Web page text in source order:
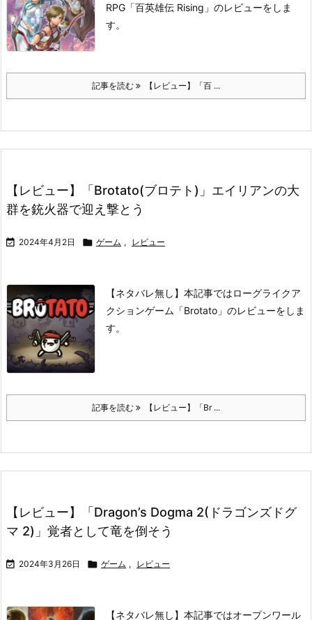
RPG「百英雄伝 Rising」のレビューをしま
す。
記事を読む 【レビュー】「百 ...
【レビュー】「Brotato(ブロテト)」エイリアンの大
群を銃火器で迎え撃とう
 2024年4月2日  ゲーム , レビュー
【ネタバレ無し】本記事ではローグライクア
クションゲーム「Brotato」のレビューをしま
す。
記事を読む 【レビュー】「Br ...
【レビュー】「Dragon’s Dogma 2(ドラゴンズドグ
マ 2)」覚者として竜を倒そう
 2024年3月26日  ゲーム , レビュー
【ネタバレ無し】本記事ではオープンワール